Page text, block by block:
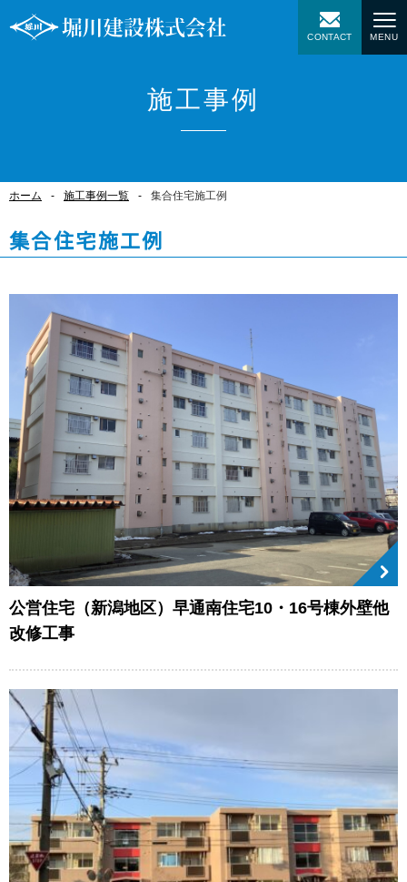
CONTACT MENU
施工事例
ホーム 施工事例一覧 集合住宅施工例
集合住宅施工例
公営住宅（新潟地区）早通南住宅10・16号棟外壁他
改修工事